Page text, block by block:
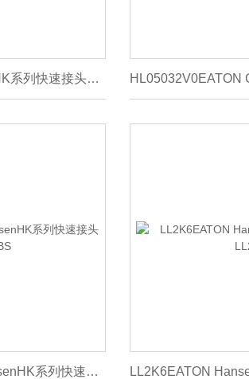
LL1K4EATON HansenHK系列快速接头LL1K4
LL2K16BSEATON HansenHK系列快速接头LL2K16BS